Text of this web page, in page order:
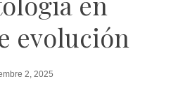
evolución
2, 2025